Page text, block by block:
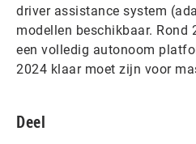
driver assistance system
modellen beschikbaar. Rond
een volledig autonoom
2024 klaar moet zijn voor
Deel